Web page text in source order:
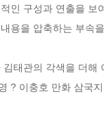
인 구성과 연출을
용을 압축하는 부
태관의 각색을 더
? 이충호 만화 삼국